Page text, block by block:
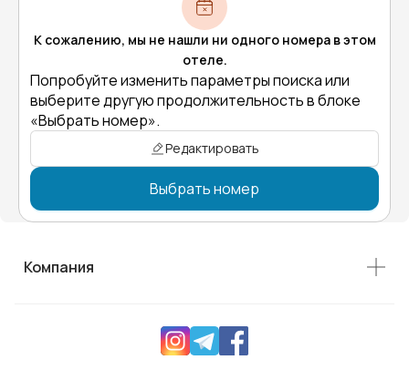
К сожалению, мы не нашли ни одного номера в этом
отеле.
Попробуйте изменить параметры поиска или
выберите другую продолжительность в блоке
«Выбрать номер».
Редактировать
Выбрать номер
Компания